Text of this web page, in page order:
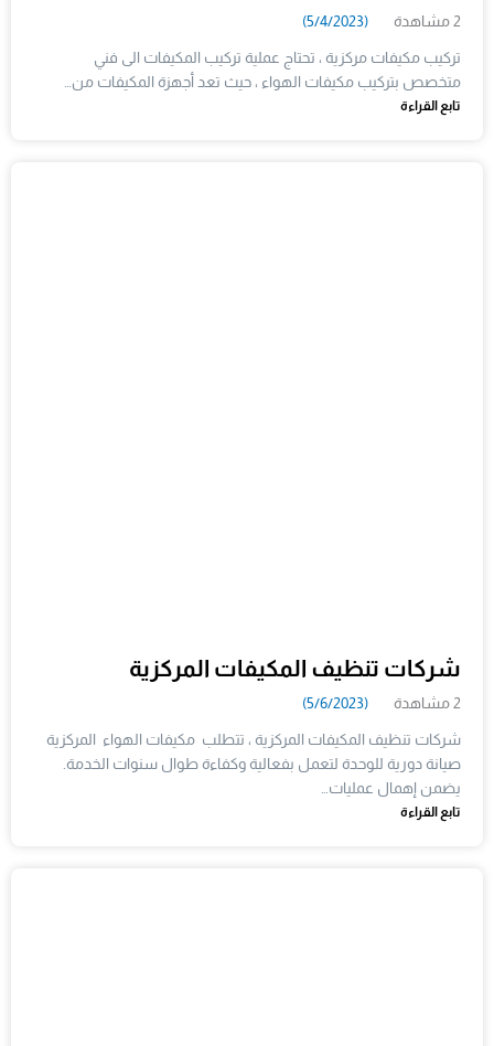
2 مشاهدة (5/4/2023)
تركيب مكيفات مركزية ، تحتاج عملية تركيب المكيفات الى فني
متخصص بتركيب مكيفات الهواء ، حيث تعد أجهزة المكيفات من…
تابع القراءة
شركات تنظيف المكيفات المركزية
2 مشاهدة (5/6/2023)
شركات تنظيف المكيفات المركزية ، تتطلب مكيفات الهواء المركزية
صيانة دورية للوحدة لتعمل بفعالية وكفاءة طوال سنوات الخدمة.
يضمن إهمال عمليات…
تابع القراءة